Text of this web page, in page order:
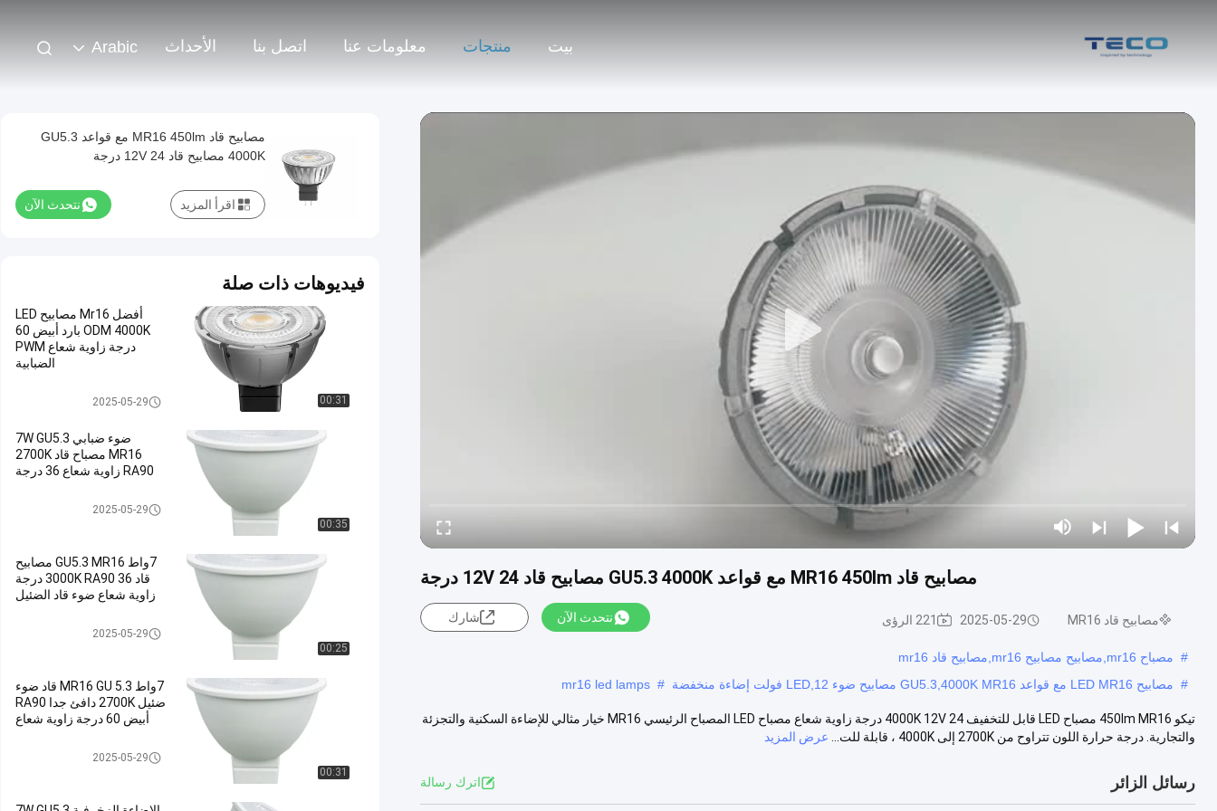
بيت منتجات معلومات عنا اتصل بنا الأحداث Arabic
مصابيح قاد MR16 450lm مع قواعد GU5.3 4000K مصابيح قاد 12V 24 درجة
مصابيح قاد MR16 2025-05-29 221 الرؤى نتحدث الآن شارك
# مصباح mr16,مصابيح مصابيح mr16,مصابيح قاد mr16
# مصابيح LED MR16 مع قواعد GU5.3,4000K MR16 مصابيح ضوء LED,12 فولت إضاءة منخفضة #
mr16 led lamps
تيكو 450lm MR16 مصباح LED قابل للتخفيف 4000K 12V 24 درجة زاوية شعاع مصباح LED المصباح الرئيسي MR16 خيار مثالي للإضاءة السكنية والتجزئة
والتجارية. درجة حرارة اللون تتراوح من 2700K إلى 4000K ، قابلة للت...
عرض المزيد
رسائل الزائر اترك رسالة
مصابيح قاد MR16 450lm مع قواعد GU5.3
4000K مصابيح قاد 12V 24 درجة
نتحدث الآن اقرأ المزيد
فيديوهات ذات صلة
00:31
أفضل Mr16 مصابيح LED
ODM 4000K بارد أبيض 60
درجة زاوية شعاع PWM
الضبابية
مصابيح قاد MR162025-05-29
00:35
ضوء ضبابي 7W GU5.3
MR16 مصباح قاد 2700K
RA90 زاوية شعاع 36 درجة
مصابيح قاد MR162025-05-29
00:25
7واط GU5.3 MR16 مصابيح
قاد 3000K RA90 36 درجة
زاوية شعاع ضوء قاد الضئيل
مصابيح قاد MR162025-05-29
00:31
7واط MR16 GU 5.3 قاد ضوء
ضئيل 2700K دافئ جدا RA90
أبيض 60 درجة زاوية شعاع
مصابيح قاد MR162025-05-29